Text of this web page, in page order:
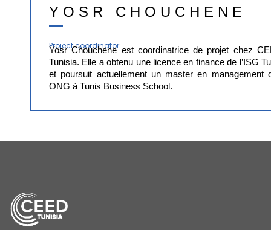
YOSR CHOUCHENE
Project coordinator
Yosr Chouchene est coordinatrice de projet chez
Tunisia. Elle a obtenu une licence en finance de l’ISG
et poursuit actuellement un master en management
ONG à Tunis Business School.